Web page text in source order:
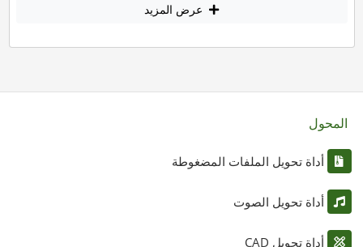
عرض المزيد
المحول
أداة تحويل الملفات المضغوطة
أداة تحويل الصوت
أداة تحويل CAD